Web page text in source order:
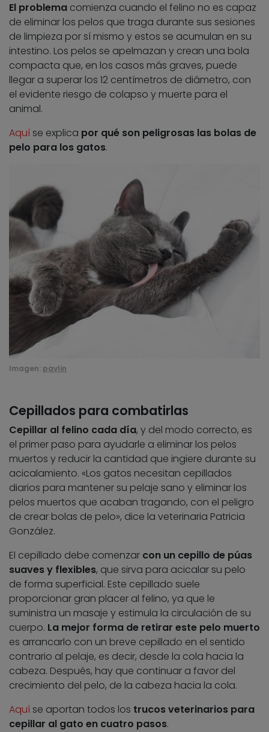
El problema comienza cuando el felino no es capaz
de eliminar los pelos que traga durante sus sesiones
de limpieza por sí mismo y estos se acumulan en su
intestino. Los pelos se apelmazan y crean una bola
compacta que, en los casos más graves, puede
llegar a superar los 12 centímetros de diámetro, con
el evidente riesgo de colapso y muerte para el
animal.
Aquí se explica por qué son peligrosas las bolas de
pelo para los gatos.
Imagen: pavlin
Cepillados para combatirlas
Cepillar al felino cada día, y del modo correcto, es
el primer paso para ayudarle a eliminar los pelos
muertos y reducir la cantidad que ingiere durante su
acicalamiento. «Los gatos necesitan cepillados
diarios para mantener su pelaje sano y eliminar los
pelos muertos que acaban tragando, con el peligro
de crear bolas de pelo», dice la veterinaria Patricia
González.
El cepillado debe comenzar con un cepillo de púas
suaves y flexibles, que sirva para acicalar su pelo
de forma superficial. Este cepillado suele
proporcionar gran placer al felino, ya que le
suministra un masaje y estimula la circulación de su
cuerpo. La mejor forma de retirar este pelo muerto
es arrancarlo con un breve cepillado en el sentido
contrario al pelaje, es decir, desde la cola hacia la
cabeza. Después, hay que continuar a favor del
crecimiento del pelo, de la cabeza hacia la cola.
Aquí se aportan todos los trucos veterinarios para
cepillar al gato en cuatro pasos.